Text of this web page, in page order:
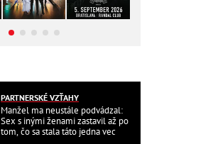
PARTNERSKÉ VZŤAHY
Manžel ma neustále podvádzal:
Sex s inými ženami zastavil až po
tom, čo sa stala táto jedna vec